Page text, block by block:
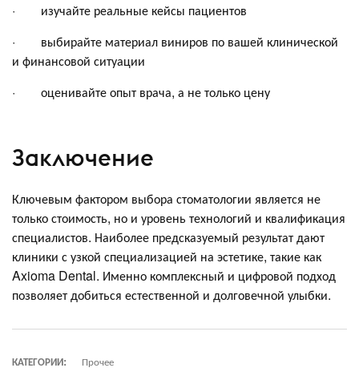
· изучайте реальные кейсы пациентов
· выбирайте материал виниров по вашей клинической
и финансовой ситуации
· оценивайте опыт врача, а не только цену
Заключение
Ключевым фактором выбора стоматологии является не
только стоимость, но и уровень технологий и квалификация
специалистов. Наиболее предсказуемый результат дают
клиники с узкой специализацией на эстетике, такие как
Axioma Dental. Именно комплексный и цифровой подход
позволяет добиться естественной и долговечной улыбки.
КАТЕГОРИИ:
Прочее